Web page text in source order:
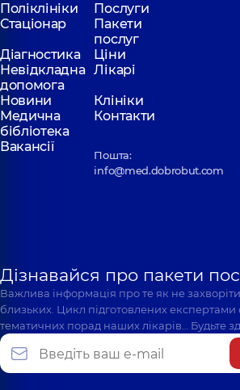
Поліклініки
Послуги
Стаціонар
Пакети
послуг
Діагностика
Ціни
Невідкладна
допомога
Лікарі
Новини
Клініки
Медична
бібліотека
Контакти
Вакансії
Пошта:
info@med.dobrobut.com
Дізнавайся про пакети
Важлива інформація про те як не
близьких. Цикл підготовлених
тематичних порад наших лікарів… Будьте